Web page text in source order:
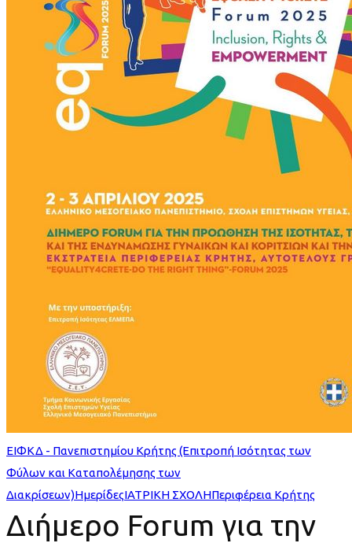
της
συμπερίληψης
κοριτσιών
ΕΙΦΚΔ - Πανεπιστημίου Κρήτης (Επιτροπή Ισότητας των
Φύλων και Καταπολέμησης των
Διακρίσεων)ΗμερίδεςΙΑΤΡΙΚΗ ΣΧΟΛΗΠεριφέρεια Κρήτης
Διήμερο Forum για την